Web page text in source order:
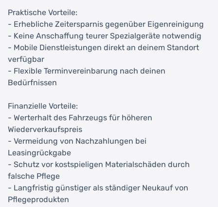
Praktische Vorteile:
- Erhebliche Zeitersparnis gegenüber Eigenreinigung
- Keine Anschaffung teurer Spezialgeräte notwendig
- Mobile Dienstleistungen direkt an deinem Standort
verfügbar
- Flexible Terminvereinbarung nach deinen
Bedürfnissen
Finanzielle Vorteile:
- Werterhalt des Fahrzeugs für höheren
Wiederverkaufspreis
- Vermeidung von Nachzahlungen bei
Leasingrückgabe
- Schutz vor kostspieligen Materialschäden durch
falsche Pflege
- Langfristig günstiger als ständiger Neukauf von
Pflegeprodukten